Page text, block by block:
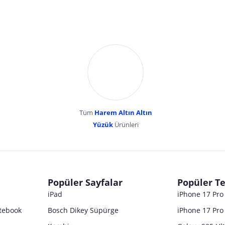
YENİBOSNA MERKEZ MAH LADİN SOK
Tüm Harem Altın Altın
YüzükÜrünleri
Popüler Sayfalar
iPad
Bosch Dikey Süpürge
Popüler
iPhone 17
iPhone 17 Pro